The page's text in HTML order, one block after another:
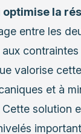
la
entre les
aux
valorise
et à
solution